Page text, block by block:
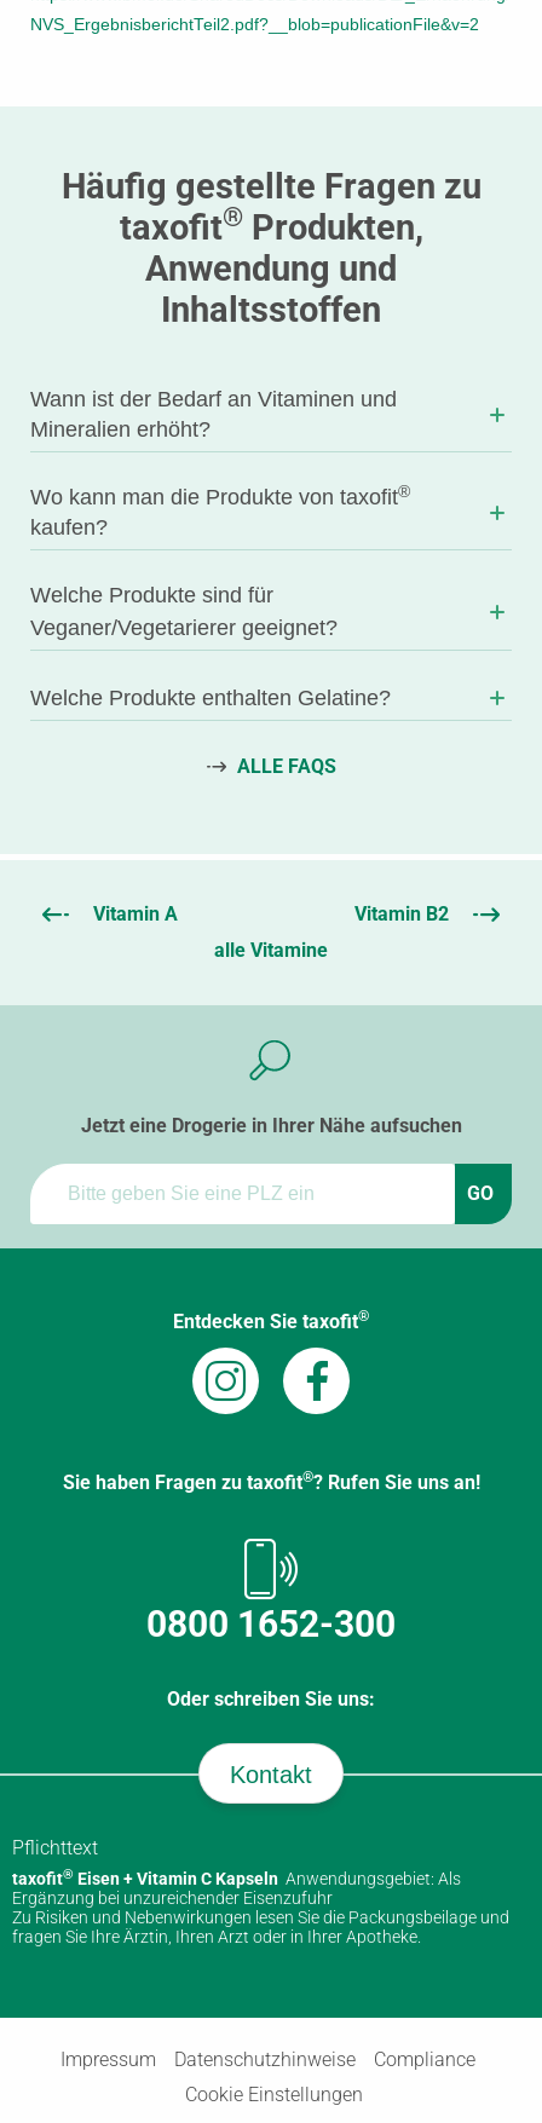
NVS_ErgebnisberichtTeil2.pdf?__blob=publicationFile&v=2
Häufig gestellte Fragen zu
taxofit®Produkten,
Anwendung und
Inhaltsstoffen
Wann ist der Bedarf an Vitaminen und
Mineralien erhöht?
Wo kann man die Produkte von taxofit®
kaufen?
Welche Produkte sind für
Veganer/Vegetarierer geeignet?
Welche Produkte enthalten Gelatine?
ALLE FAQS
Vitamin A Vitamin B2
alle Vitamine
Jetzt eine Drogerie in Ihrer Nähe aufsuchen
GO
Entdecken Sie taxofit®
Sie haben Fragen zu taxofit®? Rufen Sie uns an!
0800 1652-300
Oder schreiben Sie uns:
Kontakt
Pflichttext
taxofit® Eisen + Vitamin C Kapseln Anwendungsgebiet: Als
Ergänzung bei unzureichender Eisenzufuhr
Zu Risiken und Nebenwirkungen lesen Sie die Packungsbeilage und
fragen Sie Ihre Ärztin, Ihren Arzt oder in Ihrer Apotheke.
Impressum Datenschutzhinweise
Compliance
Cookie Einstellungen